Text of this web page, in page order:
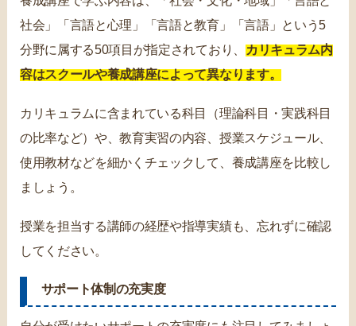
社会」「言語と心理」「言語と教育」「言語」という5
分野に属する50項目が指定されており、
カリキュラム内
容はスクールや養成講座によって異なります。
カリキュラムに含まれている科目（理論科目・実践科目
の比率など）や、教育実習の内容、授業スケジュール、
使用教材などを細かくチェックして、養成講座を比較し
ましょう。
授業を担当する講師の経歴や指導実績も、忘れずに確認
してください。
サポート体制の充実度